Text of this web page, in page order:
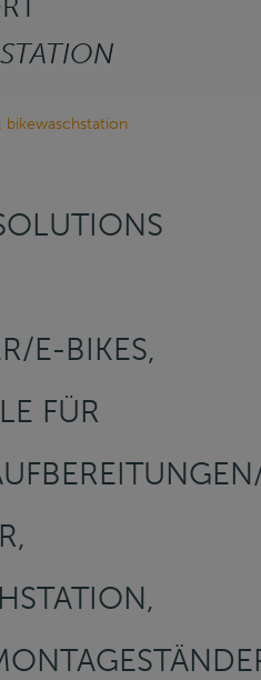
bikewaschstation
E-BIKES,
FÜR